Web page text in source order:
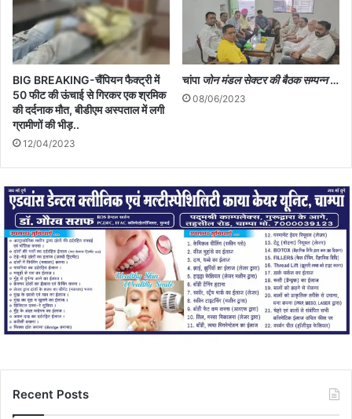
BIG BREAKING-चैंपियन फैक्ट्री में
50 फीट की ऊंचाई से गिरकर एक श्रमिक
की दर्दनाक मौत, बीडीएम अस्पताल में लगी
ग्रामीणों की भीड़..
12/04/2023
चांपाजोन मंडल सेक्टर की बैठक सम्पन्न…
08/06/2023
Recent Posts